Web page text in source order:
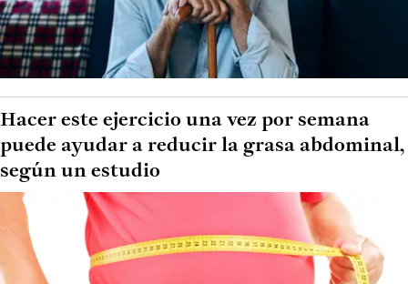
Hacer este ejercicio una vez por semana
puede ayudar a reducir la grasa abdominal,
según un estudio